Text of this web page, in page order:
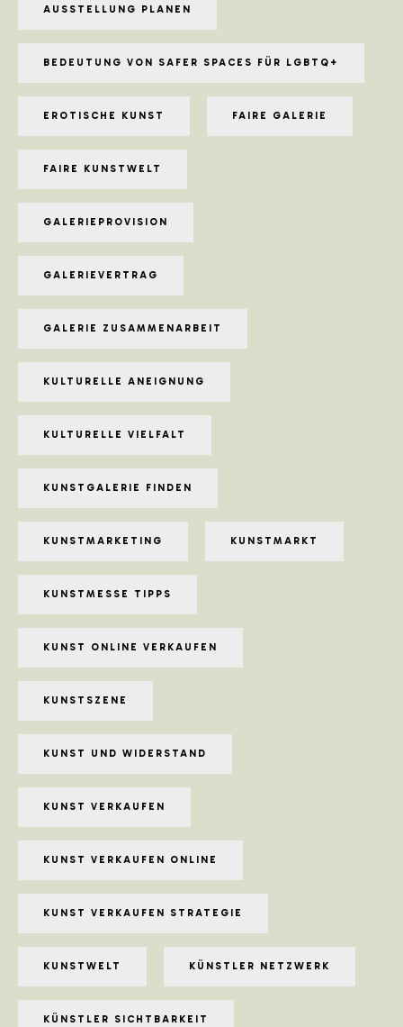
AUSSTELLUNG PLANEN
BEDEUTUNG VON SAFER SPACES FÜR LGBTQ+
EROTISCHE KUNST FAIRE GALERIE
FAIRE KUNSTWELT
GALERIEPROVISION
GALERIEVERTRAG
GALERIE ZUSAMMENARBEIT
KULTURELLE ANEIGNUNG
KULTURELLE VIELFALT
KUNSTGALERIE FINDEN
KUNSTMARKETING KUNSTMARKT
KUNSTMESSE TIPPS
KUNST ONLINE VERKAUFEN
KUNSTSZENE
KUNST UND WIDERSTAND
KUNST VERKAUFEN
KUNST VERKAUFEN ONLINE
KUNST VERKAUFEN STRATEGIE
KUNSTWELT KÜNSTLER NETZWERK
KÜNSTLER SICHTBARKEIT